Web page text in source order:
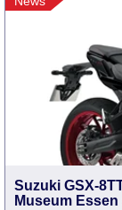
Suzuki GSX-
Museum